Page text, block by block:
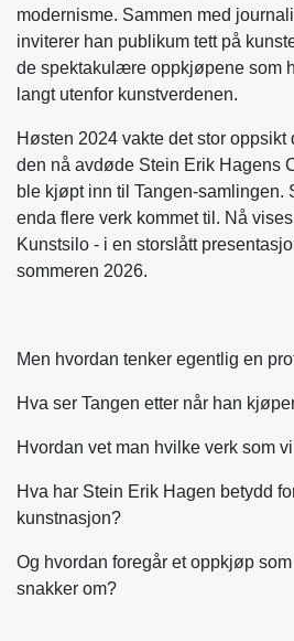
modernisme. Sammen med
inviterer han publikum tett på
de spektakulære oppkjøpene som
langt utenfor kunstverdenen.
Høsten 2024 vakte det stor oppsikt
den nå avdøde Stein Erik Hagens
ble kjøpt inn til Tangen-samlingen.
enda flere verk kommet til. Nå
Kunstsilo - i en storslått
sommeren 2026.
Men hvordan tenker egentlig en
Hva ser Tangen etter når han
Hvordan vet man hvilke verk som
Hva har Stein Erik Hagen betydd
kunstnasjon?
Og hvordan foregår et oppkjøp
snakker om?